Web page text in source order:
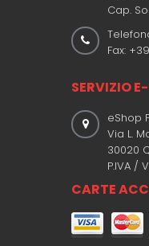
Cap.
Fax:
SERVIZIO
eShop
Via L.
30020
P.IVA /
CARTE